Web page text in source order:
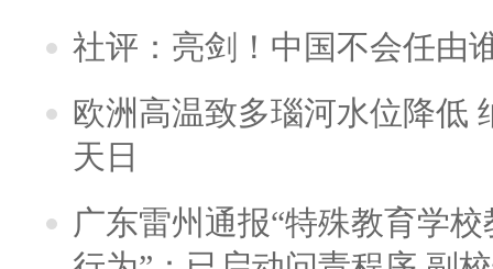
社评：亮剑！中国不会任由
欧洲高温致多瑙河水位降低
天日
广东雷州通报“特殊教育学